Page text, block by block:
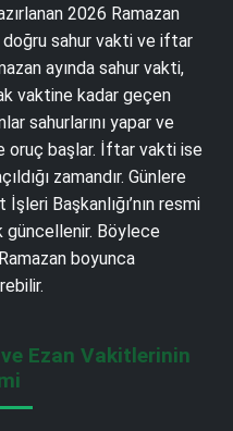
2026 Ramazan
sahur vakti ve iftar
ayında sahur vakti,
vaktine kadar geçen
sahurlarını yapar ve
oruç başlar. İftar vakti ise
zamandır. Günlere
Başkanlığı’nın resmi
güncellenir. Böylece
boyunca
Ezan Vakitlerinin